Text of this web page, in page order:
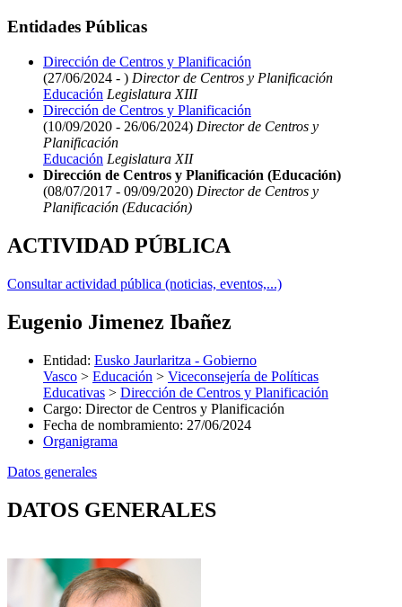
Entidades Públicas
Dirección de Centros y Planificación
(27/06/2024 - ) Director de Centros y Planificación
Educación Legislatura XIII
Dirección de Centros y Planificación
(10/09/2020 - 26/06/2024) Director de Centros y
Planificación
Educación Legislatura XII
Dirección de Centros y Planificación (Educación)
(08/07/2017 - 09/09/2020) Director de Centros y
Planificación (Educación)
ACTIVIDAD PÚBLICA
Consultar actividad pública (noticias, eventos,...)
Eugenio Jimenez Ibañez
Entidad: Eusko Jaurlaritza - Gobierno
Vasco > Educación > Viceconsejería de Políticas
Educativas > Dirección de Centros y Planificación
Cargo: Director de Centros y Planificación
Fecha de nombramiento: 27/06/2024
Organigrama
Datos generales
DATOS GENERALES